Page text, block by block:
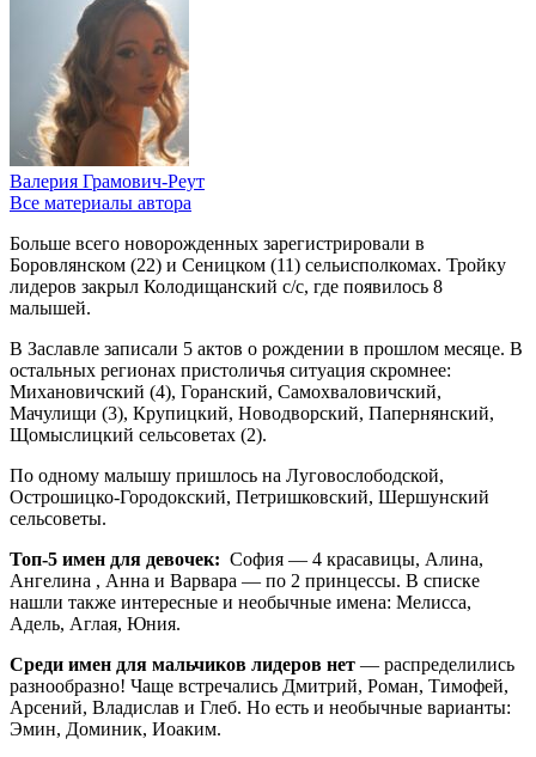
Валерия Грамович-Реут
Все материалы автора
Больше всего новорожденных зарегистрировали в
Боровлянском (22) и Сеницком (11) сельисполкомах. Тройку
лидеров закрыл Колодищанский с/с, где появилось 8
малышей.
В Заславле записали 5 актов о рождении в прошлом месяце. В
остальных регионах пристоличья ситуация скромнее:
Михановичский (4), Горанский, Самохваловичский,
Мачулищи (3), Крупицкий, Новодворский, Папернянский,
Щомыслицкий сельсоветах (2).
По одному малышу пришлось на Луговослободской,
Острошицко-Городокский, Петришковский, Шершунский
сельсоветы.
Топ-5 имен для девочек: София — 4 красавицы, Алина,
Ангелина , Анна и Варвара — по 2 принцессы. В списке
нашли также интересные и необычные имена: Мелисса,
Адель, Аглая, Юния.
Среди имен для мальчиков лидеров нет — распределились
разнообразно! Чаще встречались Дмитрий, Роман, Тимофей,
Арсений, Владислав и Глеб. Но есть и необычные варианты:
Эмин, Доминик, Иоаким.